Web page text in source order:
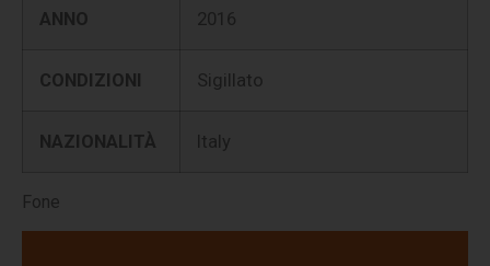
ANNO 2016
CONDIZIONI Sigillato
NAZIONALITÀ Italy
Fone